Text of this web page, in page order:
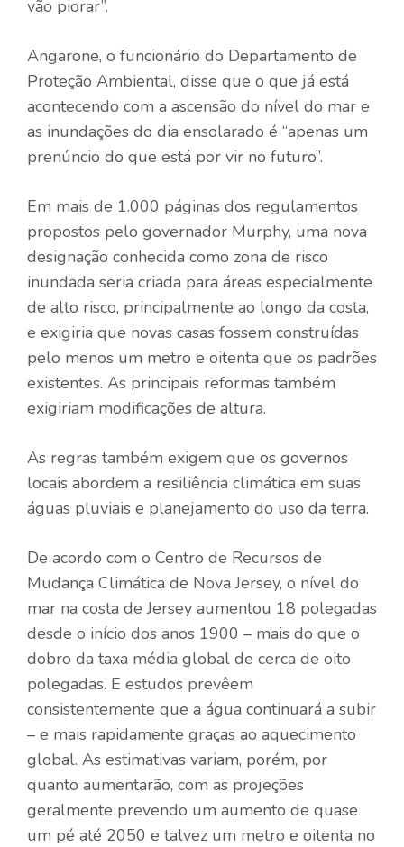
vão piorar”.
Angarone, o funcionário do Departamento de
Proteção Ambiental, disse que o que já está
acontecendo com a ascensão do nível do mar e
as inundações do dia ensolarado é “apenas um
prenúncio do que está por vir no futuro”.
Em mais de 1.000 páginas dos regulamentos
propostos pelo governador Murphy, uma nova
designação conhecida como zona de risco
inundada seria criada para áreas especialmente
de alto risco, principalmente ao longo da costa,
e exigiria que novas casas fossem construídas
pelo menos um metro e oitenta que os padrões
existentes. As principais reformas também
exigiriam modificações de altura.
As regras também exigem que os governos
locais abordem a resiliência climática em suas
águas pluviais e planejamento do uso da terra.
De acordo com o Centro de Recursos de
Mudança Climática de Nova Jersey, o nível do
mar na costa de Jersey aumentou 18 polegadas
desde o início dos anos 1900 – mais do que o
dobro da taxa média global de cerca de oito
polegadas. E estudos prevêem
consistentemente que a água continuará a subir
– e mais rapidamente graças ao aquecimento
global. As estimativas variam, porém, por
quanto aumentarão, com as projeções
geralmente prevendo um aumento de quase
um pé até 2050 e talvez um metro e oitenta no